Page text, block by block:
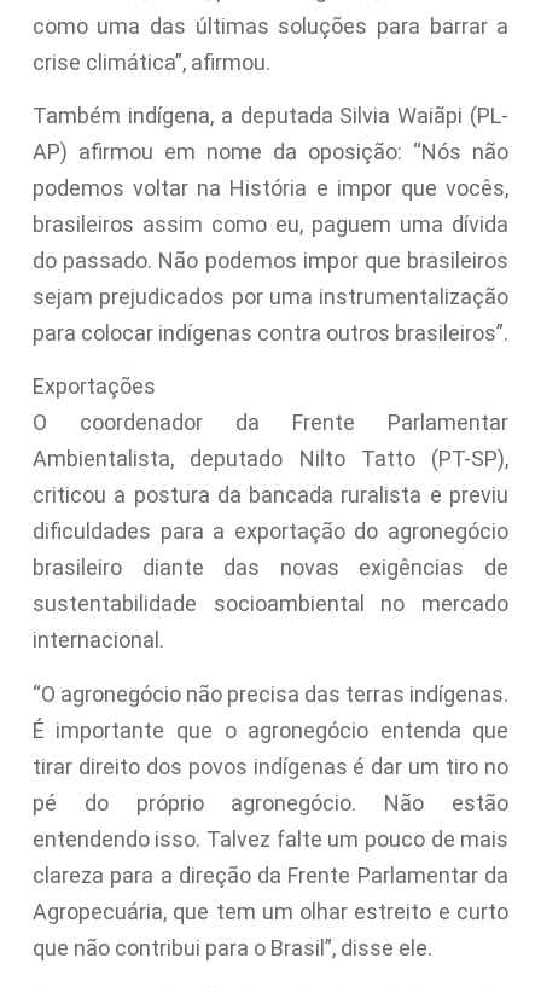
como uma das últimas soluções para barrar a
crise climática”, afirmou.
Também indígena, a deputada Silvia Waiãpi (PL-
AP) afirmou em nome da oposição: “Nós não
podemos voltar na História e impor que vocês,
brasileiros assim como eu, paguem uma dívida
do passado. Não podemos impor que brasileiros
sejam prejudicados por uma instrumentalização
para colocar indígenas contra outros brasileiros”.
Exportações
O coordenador da Frente Parlamentar
Ambientalista, deputado Nilto Tatto (PT-SP),
criticou a postura da bancada ruralista e previu
dificuldades para a exportação do agronegócio
brasileiro diante das novas exigências de
sustentabilidade socioambiental no mercado
internacional.
“O agronegócio não precisa das terras indígenas.
É importante que o agronegócio entenda que
tirar direito dos povos indígenas é dar um tiro no
pé do próprio agronegócio. Não estão
entendendo isso. Talvez falte um pouco de mais
clareza para a direção da Frente Parlamentar da
Agropecuária, que tem um olhar estreito e curto
que não contribui para o Brasil”, disse ele.